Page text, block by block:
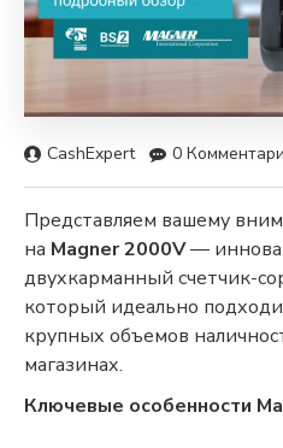
CashExpert 0
Представляем вашему
на Magner 2000V—
двухкарманный счетчик-
который идеально
крупных объемов
магазинах.
Ключевые особенности